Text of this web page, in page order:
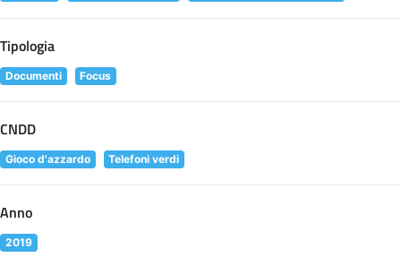
Tipologia
Documenti Focus
CNDD
Gioco d'azzardo Telefoni verdi
Anno
2019